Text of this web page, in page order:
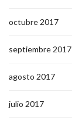
octubre 2017
septiembre 2017
agosto 2017
julio 2017